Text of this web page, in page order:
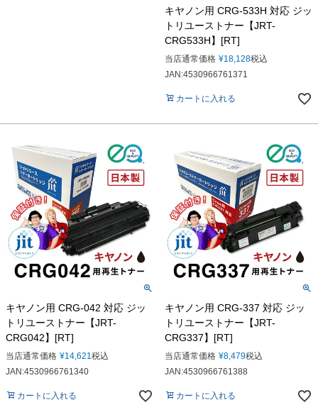
キヤノン用 CRG-533H 対応 ジッ
トリユーストナー【JRT-
CRG533H】[RT]
当店通常価格 ¥18,128税込
JAN:4530966761371
カートに入れる
キヤノン用 CRG-042 対応 ジッ
トリユーストナー【JRT-
CRG042】[RT]
当店通常価格 ¥14,621税込
JAN:4530966761340
カートに入れる
キヤノン用 CRG-337 対応 ジッ
トリユーストナー【JRT-
CRG337】[RT]
当店通常価格 ¥8,479税込
JAN:4530966761388
カートに入れる